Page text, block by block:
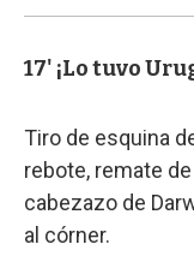
17' ¡Lo tuvo
Tiro de esquina
rebote, remate
cabezazo de
al córner.